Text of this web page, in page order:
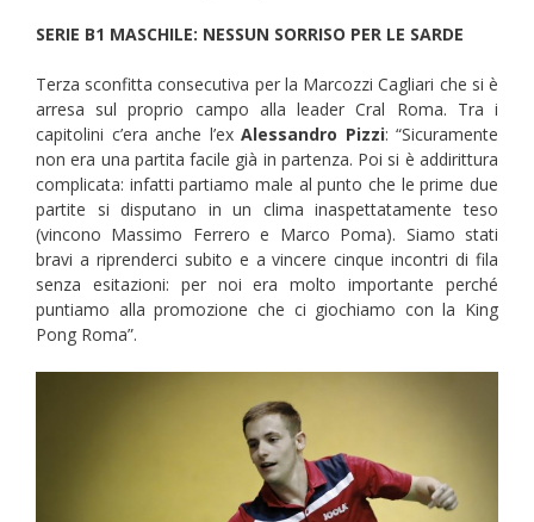
SERIE B1 MASCHILE: NESSUN SORRISO PER LE SARDE
Terza sconfitta consecutiva per la Marcozzi Cagliari che si è
arresa sul proprio campo alla leader Cral Roma. Tra i
capitolini c’era anche l’ex Alessandro Pizzi: “Sicuramente
non era una partita facile già in partenza. Poi si è addirittura
complicata: infatti partiamo male al punto che le prime due
partite si disputano in un clima inaspettatamente teso
(vincono Massimo Ferrero e Marco Poma). Siamo stati
bravi a riprenderci subito e a vincere cinque incontri di fila
senza esitazioni: per noi era molto importante perché
puntiamo alla promozione che ci giochiamo con la King
Pong Roma”.